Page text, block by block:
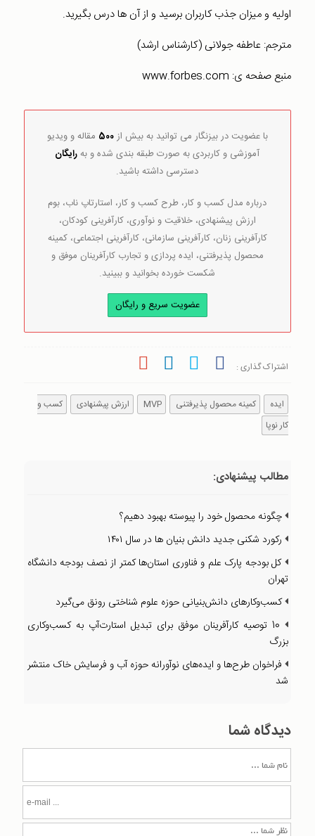
اولیه و میزان جذب کاربران برسید و از آن ها درس بگیرید.
مترجم: عاطفه جولانی (کارشناس ارشد)
منبع صفحه ی: www.forbes.com
با عضویت در بیزنگار می توانید به بیش از500 مقاله و ویدیو
آموزشی و کاربردی به صورت طبقه بندی شده و بهرایگان
دسترسی داشته باشید.
درباره مدل کسب و کار، طرح کسب و کار، استارتاپ ناب، بوم
ارزش پیشنهادی، خلاقیت و نوآوری، کارآفرینی کودکان،
کارآفرینی زنان، کارآفرینی سازمانی، کارآفرینی اجتماعی، کمینه
محصول پذیرفتنی، ایده پردازی و تجارب کارآفرینان موفق و
شکست خورده بخوانید و ببینید.
عضویت سریع و رایگان
اشتراک گذاری :
ایده کمینه محصول پذیرفتنی MVP ارزش پیشنهادی
کسب و
کار نوپا
مطالب پیشنهادی:
چگونه محصول خود را پیوسته بهبود دهیم؟
رکورد شکنی جدید دانش بنیان ها در سال ۱۴۰۱
کل بودجه پارک علم و فناوری استان‌ها کمتر از نصف بودجه دانشگاه
تهران
کسب‌وکارهای دانش‌بنیانی حوزه علوم شناختی رونق می‌گیرد
10 توصیه کارآفرینان موفق برای تبدیل استارت‌آپ به کسب‌و‌کاری
بزرگ
فراخوان طرح‌ها و ایده‌های نوآورانه حوزه آب و فرسایش خاک منتشر
شد
دیدگاه شما